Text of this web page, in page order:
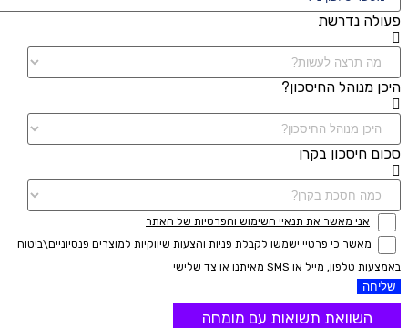
פעולה נדרשת
היכן מנוהל החיסכון?
סכום חיסכון בקרן
אני מאשר את תנאיי השימוש והפרטיות של האתר
מאשר כי פרטיי ישמשו לקבלת פניות והצעות שיווקיות למוצרים פנסיוניים\ביטוח
באמצעות טלפון, מייל או SMS מאיתנו או צד שלישי
שליחה
השוואת תשואות עם מומחה